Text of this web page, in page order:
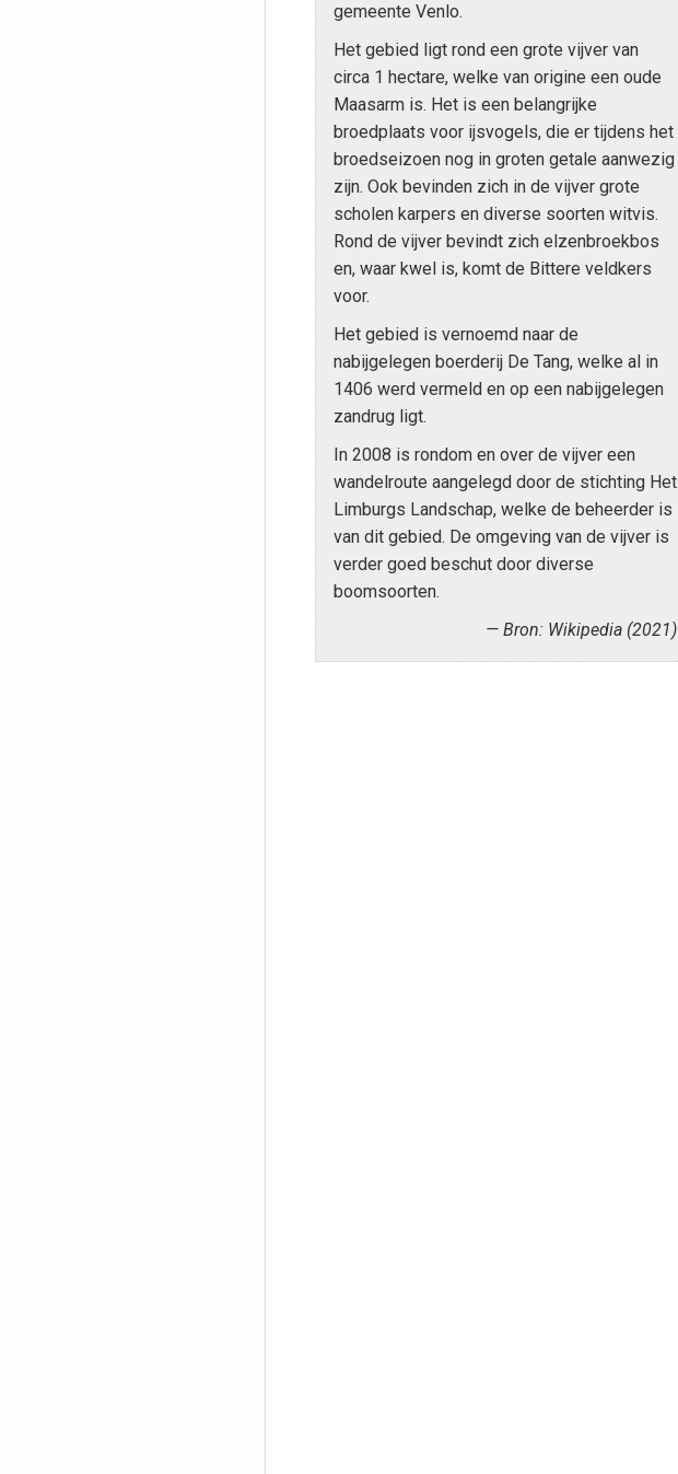
gemeente Venlo.
Het gebied ligt rond een grote vijver van
circa 1 hectare, welke van origine een oude
Maasarm is. Het is een belangrijke
broedplaats voor ijsvogels, die er tijdens het
broedseizoen nog in groten getale aanwezig
zijn. Ook bevinden zich in de vijver grote
scholen karpers en diverse soorten witvis.
Rond de vijver bevindt zich elzenbroekbos
en, waar kwel is, komt de Bittere veldkers
voor.
Het gebied is vernoemd naar de
nabijgelegen boerderij De Tang, welke al in
1406 werd vermeld en op een nabijgelegen
zandrug ligt.
In 2008 is rondom en over de vijver een
wandelroute aangelegd door de stichting Het
Limburgs Landschap, welke de beheerder is
van dit gebied. De omgeving van de vijver is
verder goed beschut door diverse
boomsoorten.
Bron: Wikipedia (2021)